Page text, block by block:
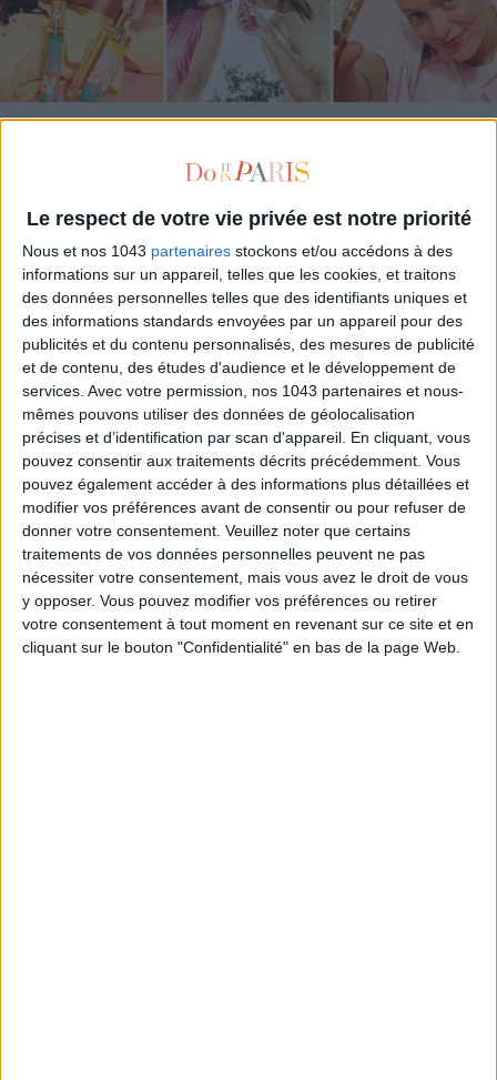
Le respect de votre vie privée est notre priorité
Nous et nos 1043 partenaires stockons et/ou accédons à des
informations sur un appareil, telles que les cookies, et traitons
des données personnelles telles que des identifiants uniques et
des informations standards envoyées par un appareil pour des
publicités et du contenu personnalisés, des mesures de publicité
et de contenu, des études d'audience et le développement de
services. Avec votre permission, nos 1043 partenaires et nous-
mêmes pouvons utiliser des données de géolocalisation
précises et d’identification par scan d'appareil. En cliquant, vous
pouvez consentir aux traitements décrits précédemment. Vous
pouvez également accéder à des informations plus détaillées et
modifier vos préférences avant de consentir ou pour refuser de
donner votre consentement. Veuillez noter que certains
traitements de vos données personnelles peuvent ne pas
nécessiter votre consentement, mais vous avez le droit de vous
y opposer. Vous pouvez modifier vos préférences ou retirer
votre consentement à tout moment en revenant sur ce site et en
cliquant sur le bouton "Confidentialité" en bas de la page Web.
TOUT CE QUE VOUS DEVEZ FAIRE À PARIS EN AOÛT